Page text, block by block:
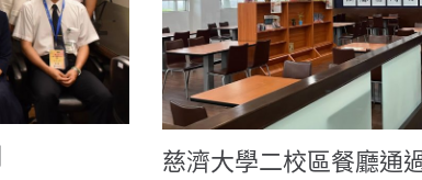
慈濟大學二校區餐廳通